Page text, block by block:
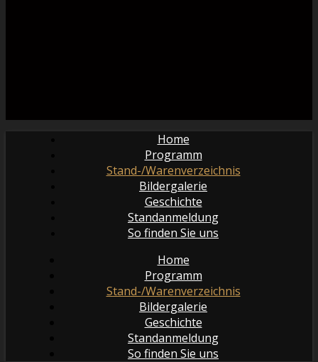
Home
Programm
Stand-/Warenverzeichnis
Bildergalerie
Geschichte
Standanmeldung
So finden Sie uns
Home
Programm
Stand-/Warenverzeichnis
Bildergalerie
Geschichte
Standanmeldung
So finden Sie uns